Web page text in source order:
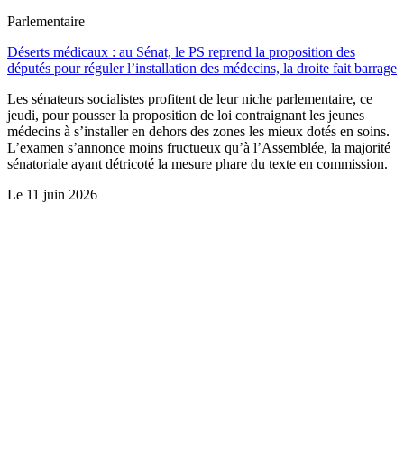
Parlementaire
Déserts médicaux : au Sénat, le PS reprend la proposition des
députés pour réguler l’installation des médecins, la droite fait barrage
Les sénateurs socialistes profitent de leur niche parlementaire, ce
jeudi, pour pousser la proposition de loi contraignant les jeunes
médecins à s’installer en dehors des zones les mieux dotés en soins.
L’examen s’annonce moins fructueux qu’à l’Assemblée, la majorité
sénatoriale ayant détricoté la mesure phare du texte en commission.
Le 11 juin 2026